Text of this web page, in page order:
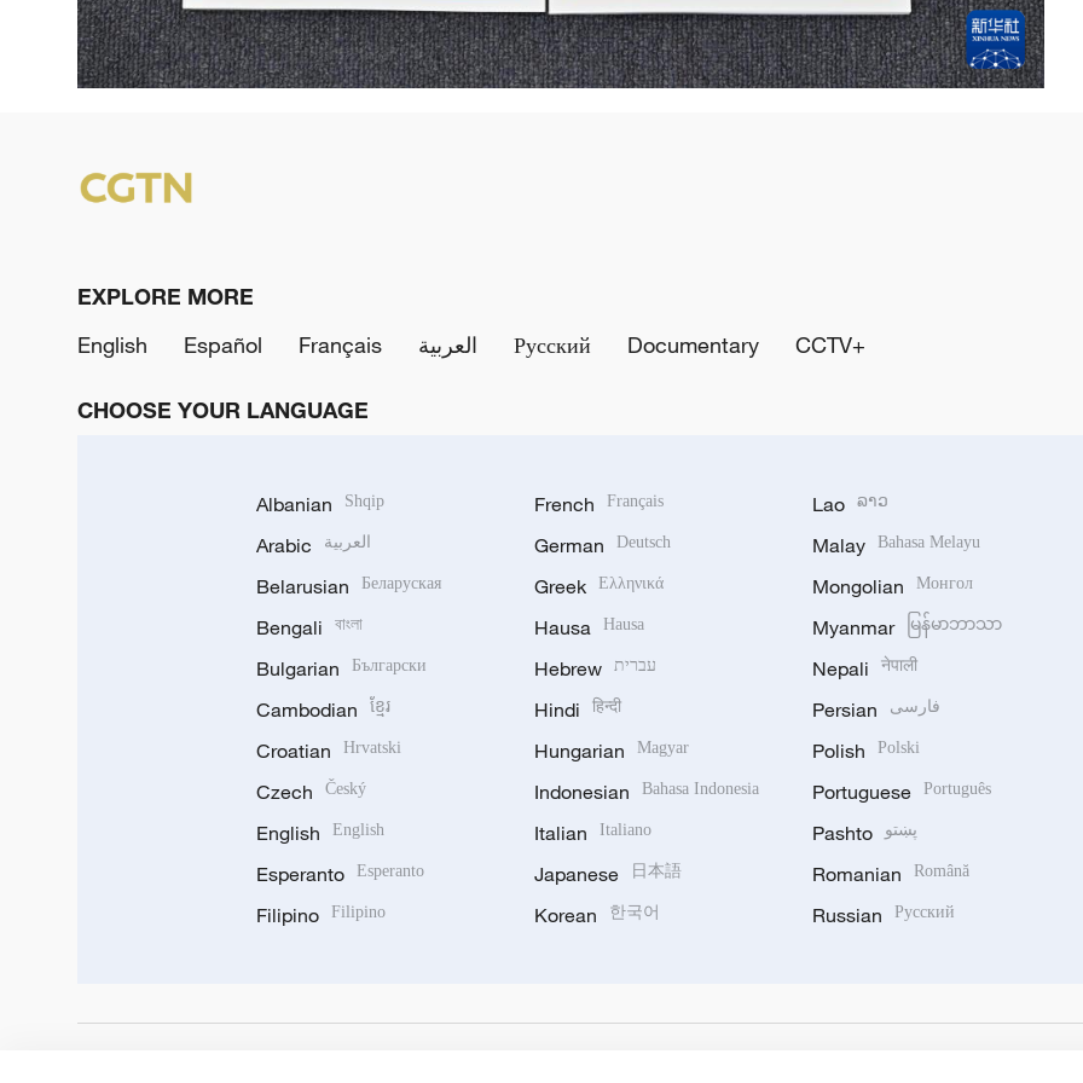
EXPLORE MORE
English
Español Français العربية Русский Documentary CCTV+
CHOOSE YOUR LANGUAGE
Albanian Shqip
Arabic العربية
Belarusian Беларуская
Bengali বাংলা
Bulgarian Български
Cambodian ខ្មែរ
Croatian Hrvatski
Czech Český
English English
Esperanto Esperanto
Filipino Filipino
French Français
German Deutsch
Greek Ελληνικά
Hausa Hausa
Hebrew עברית
Hindi हिन्दी
Hungarian Magyar
Indonesian Bahasa Indonesia
Italian Italiano
Japanese 日本語
Korean 한국어
Lao ລາວ
Malay Bahasa Melayu
Mongolian Монгол
Myanmar မြန်မာဘာသာ
Nepali नेपाली
Persian فارسی
Polish Polski
Portuguese Português
Pashto پښتو
Romanian Română
Russian Русский